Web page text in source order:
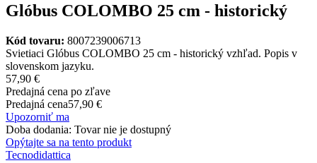
Glóbus COLOMBO 25 cm - historický
Kód tovaru: 8007239006713
Svietiaci Glóbus COLOMBO 25 cm - historický vzhľad. Popis v
slovenskom jazyku.
57,90 €
Predajná cena po zľave
Predajná cena57,90 €
Upozorniť ma
Doba dodania: Tovar nie je dostupný
Opýtajte sa na tento produkt
Tecnodidattica